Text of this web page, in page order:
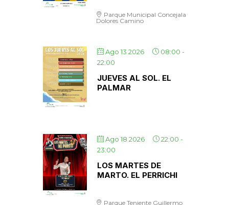
Parque Municipal Concejala
Dolores Camino
Ago 13 2026 08:00 -
22:00
JUEVES AL SOL. EL
PALMAR
Ago 18 2026 22:00 -
23:00
LOS MARTES DE
MARTO. EL PERRICHI
Parque Teniente Guillermo